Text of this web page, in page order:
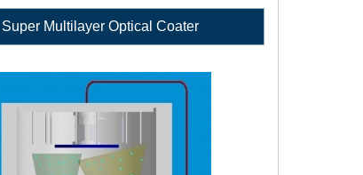
Super Multilayer Optical Coater